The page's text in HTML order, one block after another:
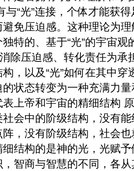
与“光”连接，个体才能获
免压迫感。这种理论为
特的、基于“光”的宇宙观
除压迫感、转化责任为承
，以及“光”如何在其中穿
状态转变为一种充满力
上帝和宇宙的精细结构
会中的阶级结构，没有
，没有阶级结构，社会
结构的是神的光，光赋
智商与智慧的不同，各从